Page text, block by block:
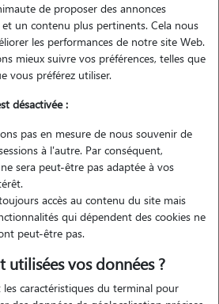
à Foulayronnes
de proposer des annonces
un contenu plus pertinents. Cela nous
les performances de notre site Web.
mieux suivre vos préférences, telles que
vous préférez utiliser.
désactivée :
pas en mesure de nous souvenir de
à l'autre. Par conséquent,
sera peut-être pas adaptée à vos
accès au contenu du site mais
qui dépendent des cookies ne
peut-être pas.
utilisées vos données ?
caractéristiques du terminal pour